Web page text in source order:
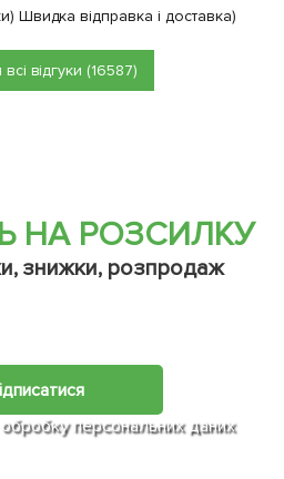
Швидка відправка і доставка)
відгуки (16587)
НА РОЗСИЛКУ
знижки, розпродаж
персональних даних